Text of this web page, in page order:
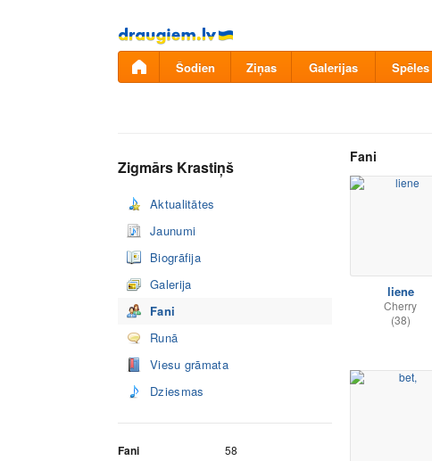
Pāriet
uz
saturu
Šodien Ziņas Galerijas Spēles
Zigmārs Krastiņš
Aktualitātes
Jaunumi
Biogrāfija
Galerija
Fani
Runā
Viesu grāmata
Dziesmas
Fani 58
Fani
liene
Cherry
(38)